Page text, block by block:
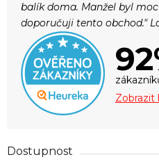
balík doma. Manžel byl
doporučuji tento obchod."
Zobrazit
Dostupnost